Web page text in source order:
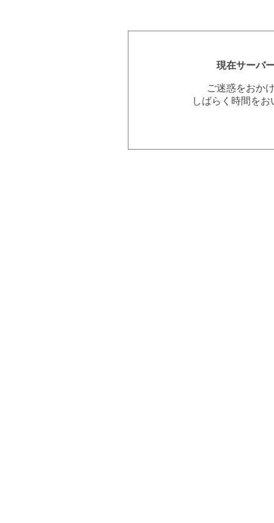
現在サーバ
ご迷惑をおか
しばらく時間を